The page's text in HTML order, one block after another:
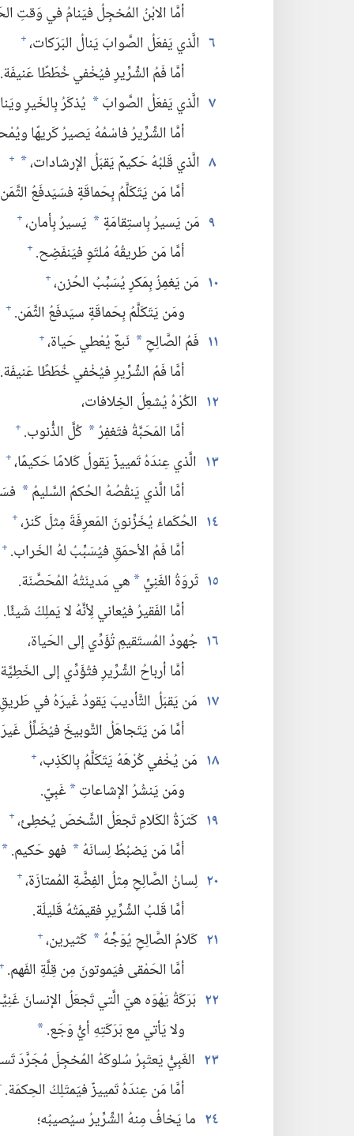
أمَّا الابْنُ المُخجِلُ فيَنامُ في وَقتِ
٦ الَّذي يَفعَلُ الصَّوابَ يَنالُ البَرَكات،‏+
أمَّا فَمُ الشِّرِّيرِ فيُخْفي خُطَطًا عَنيفَة.‏
٧ الَّذي يَفعَلُ الصَّوابَ * يُذكَرُ بِالخَيرِ
أمَّا الشِّرِّيرُ فاسْمُهُ يَصيرُ كَريهًا
٨ الَّذي قَلبُهُ حَكيمٌ يَقبَلُ الإرشادات،‏*
+
أمَّا مَن يَتَكَلَّمُ بِحَماقَةٍ فسَيَدفَعُ
٩ مَن يَسيرُ بِاستِقامَةٍ * يَسيرُ بِأمان،‏+
أمَّا مَن طَريقُهُ مُلتَوٍ فيَنفَضِح.‏ +
١٠ مَن يَغمِزُ بِمَكرٍ يُسَبِّبُ الحُزن،‏+
ومَن يَتَكَلَّمُ بِحَماقَةٍ سيَدفَعُ الثَّمَن.‏ +
١١ فَمُ الصَّالِحِ * نَبعٌ يُعْطي حَياة،‏+
أمَّا فَمُ الشِّرِّيرِ فيُخْفي خُطَطًا عَنيفَة.‏
١٢ الكُرْهُ يُشعِلُ الخِلافات،‏
أمَّا المَحَبَّةُ فتَغفِرُ* كُلَّ الذُّنوب.‏ +
١٣ الَّذي عِندَهُ تَمييزٌ يَقولُ كَلامًا حَكيمًا،‏+
أمَّا الَّذي يَنقُصُهُ الحُكمُ السَّليمُ *
١٤ الحُكَماءُ يُخَزِّنونَ المَعرِفَةَ مِثلَ كَنز،‏+
أمَّا فَمُ الأحمَقِ فيُسَبِّبُ لهُ الخَراب.‏ +
١٥ ثَروَةُ الغَنِيِّ *هي مَدينَتُهُ المُحَصَّنَة.‏
أمَّا الفَقيرُ فيُعاني لِأنَّهُ لا يَملِكُ شَيئًا.‏
١٦ جُهودُ المُستَقيمِ تُؤَدِّي إلى الحَياة،‏
أمَّا أرباحُ الشِّرِّيرِ فتُؤَدِّي إلى
١٧ مَن يَقبَلُ التَّأديبَ يَقودُ غَيرَهُ في طَريقِ
أمَّا مَن يَتَجاهَلُ التَّوبيخَ فيُضَلِّلُ
١٨ مَن يُخْفي كُرْهَهُ يَتَكَلَّمُ بِالكَذِب،‏+
ومَن يَنشُرُ الإشاعاتِ *غَبِيّ.‏
١٩ كَثرَةُ الكَلامِ تَجعَلُ الشَّخصَ يُخطِئ،‏+
أمَّا مَن يَضبُطُ لِسانَهُ * فهو حَكيم.‏ *
٢٠ لِسانُ الصَّالِحِ مِثلُ الفِضَّةِ المُمتازَة،‏+
أمَّا قَلبُ الشِّرِّيرِ فقيمَتُهُ قَليلَة.‏
٢١ كَلامُ الصَّالِحِ يُوَجِّهُ * كَثيرين،‏+
أمَّا الحَمْقى فيَموتونَ مِن قِلَّةِ الفَهم.‏ +
٢٢ بَرَكَةُ يَهْوَه هيَ الَّتي تَجعَلُ الإنسانَ
ولا يَأتي مع بَرَكَتِهِ أيُّ وَجَع.‏ *
٢٣ الغَبِيُّ يَعتَبِرُ سُلوكَهُ المُخجِلَ مُجَرَّدَ
أمَّا مَن عِندَهُ تَمييزٌ فيَمتَلِكُ الحِكمَة.‏
٢٤ ما يَخافُ مِنهُ الشِّرِّيرُ سيُصيبُه؛‏